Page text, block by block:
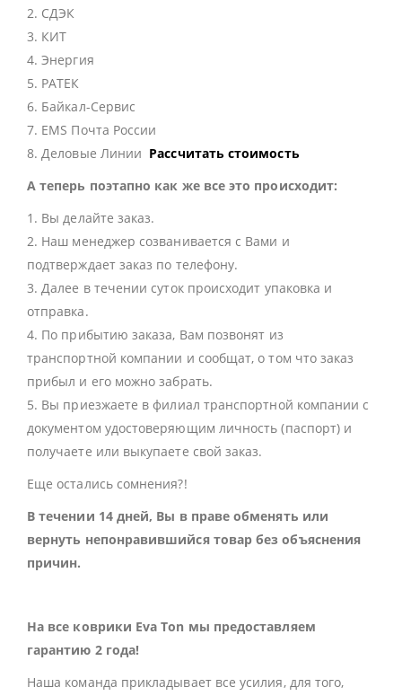
2. СДЭК
3. КИТ
4. Энергия
5. РАТЕК
6. Байкал-Сервис
7. EMS Почта России
8. Деловые Линии Рассчитать стоимость
А теперь поэтапно как же все это происходит:
1. Вы делайте заказ.
2. Наш менеджер созванивается с Вами и
подтверждает заказ по телефону.
3. Далее в течении суток происходит упаковка и
отправка.
4. По прибытию заказа, Вам позвонят из
транспортной компании и сообщат, о том что заказ
прибыл и его можно забрать.
5. Вы приезжаете в филиал транспортной компании с
документом удостоверяющим личность (паспорт) и
получаете или выкупаете свой заказ.
Еще остались сомнения?!
В течении 14 дней, Вы в праве обменять или
вернуть непонравившийся товар без объяснения
причин.
На все коврики Eva Ton мы предоставляем
гарантию 2 года!
Наша команда прикладывает все усилия, для того,